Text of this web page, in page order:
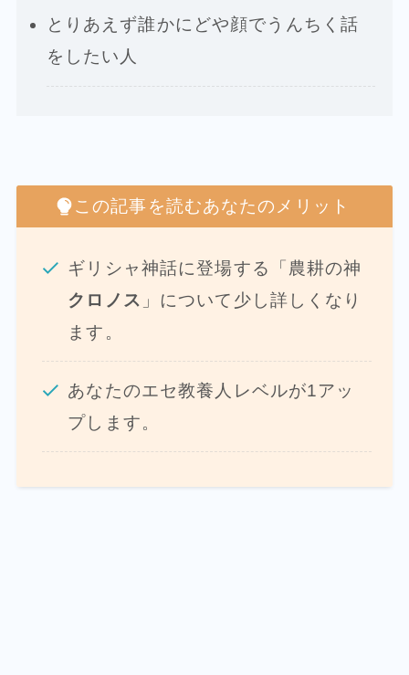
とりあえず誰かにどや顔でうんちく話
をしたい人
この記事を読むあなたのメリット
ギリシャ神話に登場する「農耕の神
クロノス 」について少し詳しくなり
ます。
あなたのエセ教養人レベルが1アッ
プします。